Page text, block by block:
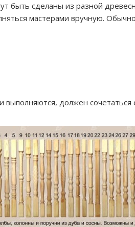
быть сделаны из разной
мастерами вручную.
выполняются, должен сочетаться